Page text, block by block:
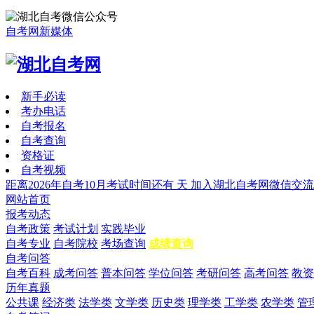
自考网新媒体
新手必读
考办电话
自考报名
自考查询
资格证
自考视频
距离2026年自考10月考试时间还有 天 加入湖北自考网微信交
网站首页
报考动态
自考政策 考试计划 实践毕业
自考专业 自考院校 考场查询 成绩查询
自考问答
自考百科 成考问答 普本问答 学位问答 考研问答 高考问答 教
历年真题
公共课 经济类 法学类 文学类 历史类 理学类 工学类 农学类 管